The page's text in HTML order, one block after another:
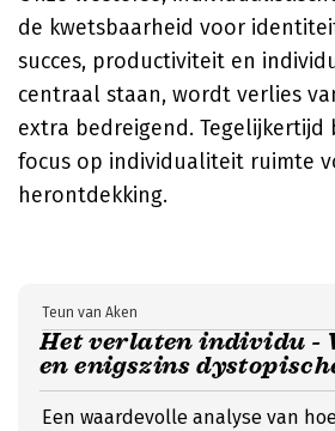
de kwetsbaarheid voor
succes, productiviteit en
centraal staan, wordt verlies
extra bedreigend. Tegelijkertijd
focus op individualiteit ruimte
herontdekking.
Het verlaten individu -
en enigszins
Teun van Aken
Een waardevolle analyse van